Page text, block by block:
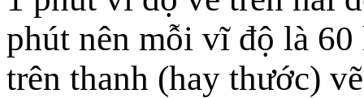
phút nên mỗi vĩ độ là
trên thanh (hay thước)